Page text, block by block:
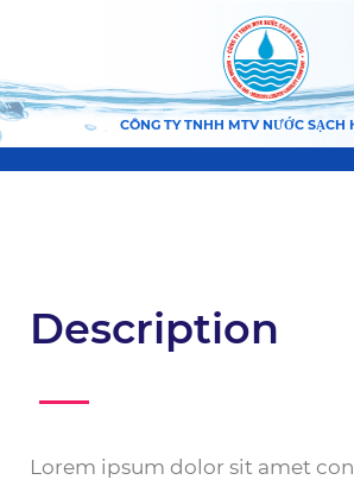
CÔNG TY TNHH MTV NƯỚC SẠCH
Description
Lorem ipsum dolor sit amet